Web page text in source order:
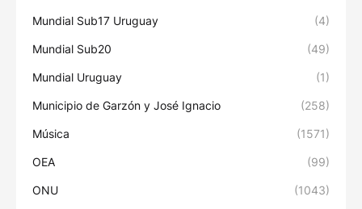
Mundial Sub17 Uruguay (4)
Mundial Sub20 (49)
Mundial Uruguay (1)
Municipio de Garzón y José Ignacio (258)
Música (1571)
OEA (99)
ONU (1043)